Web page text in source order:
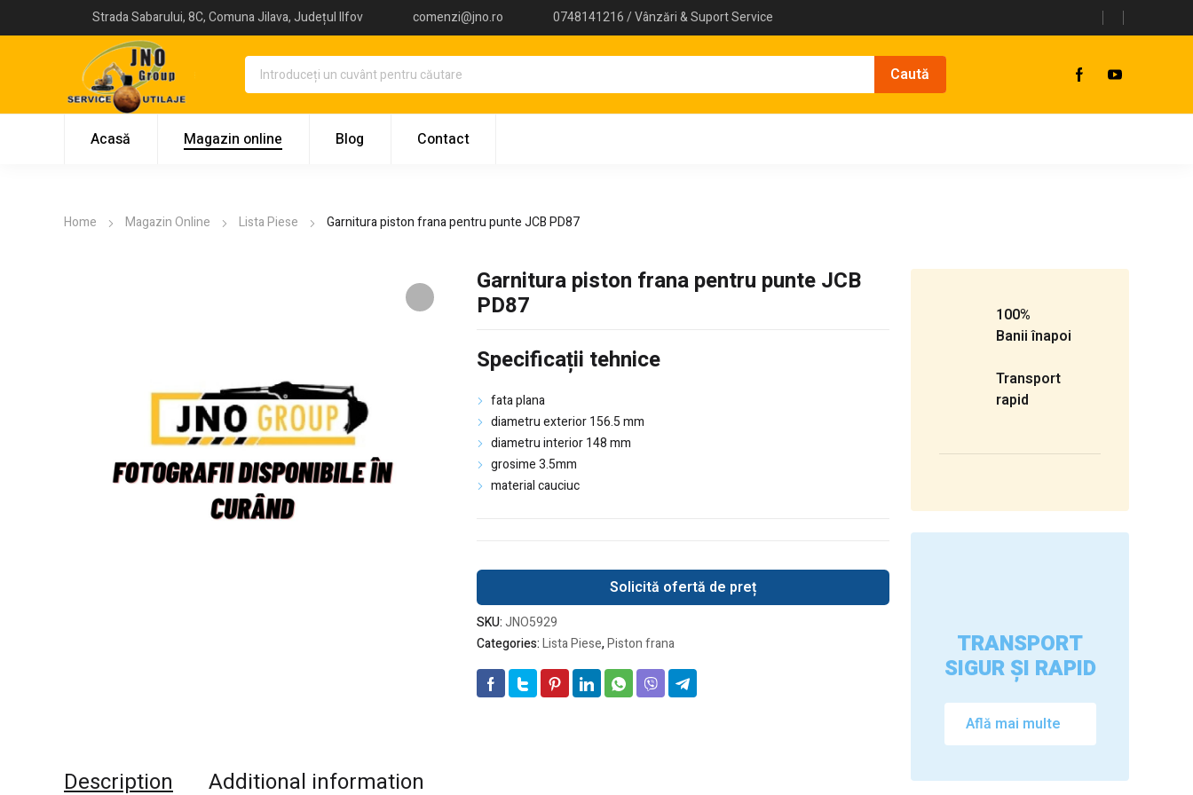
Strada Sabarului, 8C, Comuna Jilava, Județul Ilfov comenzi@jno.ro 0748141216 / Vânzări & Suport Service
Acasă Magazin online Blog Contact
Home Magazin Online Lista Piese Garnitura piston frana pentru punte JCB PD87
Garnitura piston frana pentru punte JCB
PD87
Specificații tehnice
fata plana
diametru exterior 156.5 mm
diametru interior 148 mm
grosime 3.5mm
material cauciuc
Solicită ofertă de preț
SKU:JNO5929
Categories:Lista Piese,Piston frana
Description Additional information
100%
Banii înapoi
Transport
rapid
TRANSPORT
SIGUR ȘI RAPID
Află mai multe